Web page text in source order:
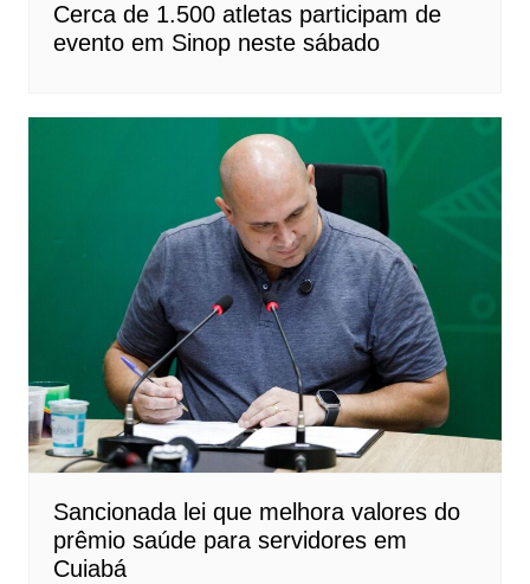
Cerca de 1.500 atletas participam de
evento em Sinop neste sábado
Sancionada lei que melhora valores do
prêmio saúde para servidores em
Cuiabá